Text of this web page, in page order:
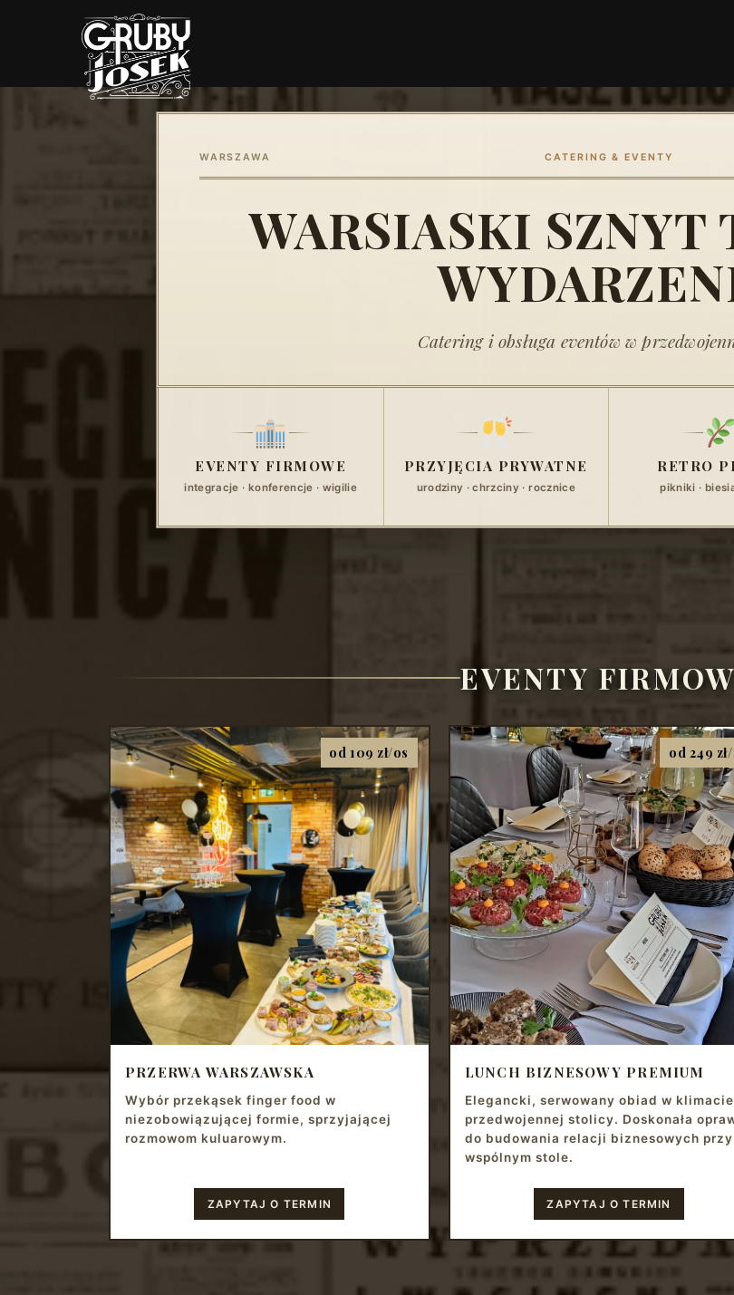
WARSZAWA CATERING & EVENTY
WARSIASKI SZNYT
Catering i obsługa eventów w
EVENTY FIRMOWE
integracje · konferencje · wigilie
PRZYJĘCIA PRYWATNE
urodziny · chrzciny · rocznice
RETRO
pikniki ·
EVENTY
od 109 zł/os
PRZERWA WARSZAWSKA
Wybór przekąsek finger food w
niezobowiązującej formie, sprzyjającej
rozmowom kuluarowym.
ZAPYTAJ O TERMIN
od 249
LUNCH BIZNESOWY PREMIUM
Elegancki, serwowany obiad w klimacie
przedwojennej stolicy. Doskonała
do budowania relacji biznesowych przy
wspólnym stole.
ZAPYTAJ O TERMIN